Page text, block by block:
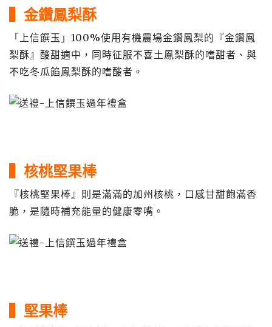
▍金鑽鳳梨酥
「上信饌玉」100%使用有機農場金鑽鳳梨的『金鑽鳳
梨酥』酸甜適中，同時征服不喜土鳳梨酥的嗜甜者、與
不吃冬瓜餡鳳梨酥的嗜酸者。
▍核桃堅果棒
『核桃堅果棒』則是滿滿的加州核桃，口感甘甜飽滿香
脆，是隨時補充能量的健康零嘴。
▍堅果棒